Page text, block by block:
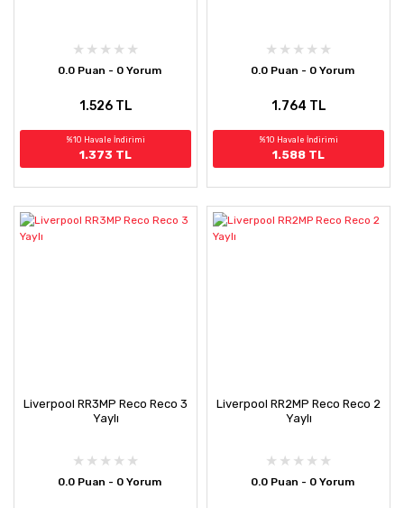
0.0 Puan - 0 Yorum
1.526 TL
%10 Havale İndirimi
1.373 TL
0.0 Puan - 0 Yorum
1.764 TL
%10 Havale İndirimi
1.588 TL
Liverpool RR3MP Reco Reco 3
Yaylı
0.0 Puan - 0 Yorum
Liverpool RR2MP Reco Reco 2
Yaylı
0.0 Puan - 0 Yorum